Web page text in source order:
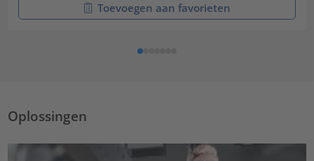
Toevoegen aan favorieten
Oplossingen